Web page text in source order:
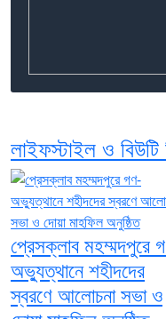
লাইফস্টাইল ও বিউটি
প্রেসক্লাব মহম্মদপুরে
অভ্যুত্থানে শহীদদের
স্বরণে আলোচনা সভা ও